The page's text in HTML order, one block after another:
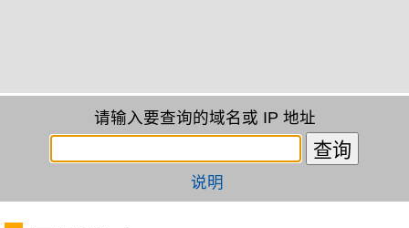
请输入要查询的域名或 IP 地址
说明